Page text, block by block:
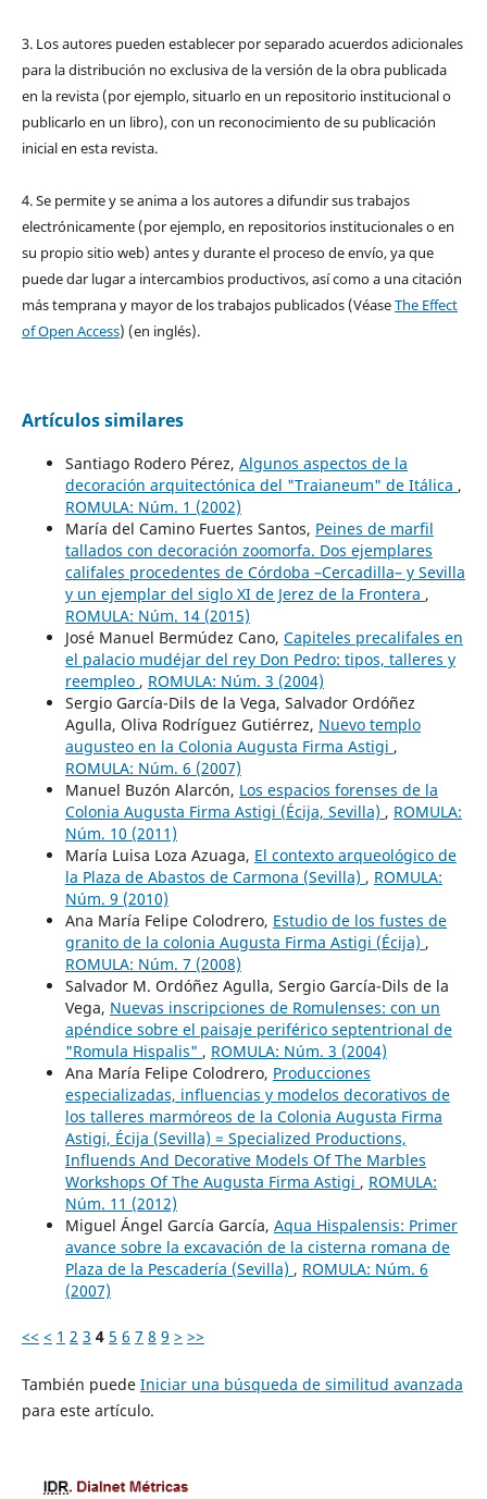
3. Los autores pueden establecer por separado acuerdos adicionales
para la distribución no exclusiva de la versión de la obra publicada
en la revista (por ejemplo, situarlo en un repositorio institucional o
publicarlo en un libro), con un reconocimiento de su publicación
inicial en esta revista.
4. Se permite y se anima a los autores a difundir sus trabajos
electrónicamente (por ejemplo, en repositorios institucionales o en
su propio sitio web) antes y durante el proceso de envío, ya que
puede dar lugar a intercambios productivos, así como a una citación
más temprana y mayor de los trabajos publicados (VéaseThe Effect
of Open Access) (en inglés).
Artículos similares
Santiago Rodero Pérez, Algunos aspectos de la
decoración arquitectónica del "Traianeum" de Itálica ,
ROMULA: Núm. 1 (2002)
María del Camino Fuertes Santos, Peines de marfil
tallados con decoración zoomorfa. Dos ejemplares
califales procedentes de Córdoba –Cercadilla– y Sevilla
y un ejemplar del siglo XI de Jerez de la Frontera ,
ROMULA: Núm. 14 (2015)
José Manuel Bermúdez Cano, Capiteles precalifales en
el palacio mudéjar del rey Don Pedro: tipos, talleres y
reempleo , ROMULA: Núm. 3 (2004)
Sergio García-Dils de la Vega, Salvador Ordóñez
Agulla, Oliva Rodríguez Gutiérrez, Nuevo templo
augusteo en la Colonia Augusta Firma Astigi ,
ROMULA: Núm. 6 (2007)
Manuel Buzón Alarcón, Los espacios forenses de la
Colonia Augusta Firma Astigi (Écija, Sevilla) , ROMULA:
Núm. 10 (2011)
María Luisa Loza Azuaga, El contexto arqueológico de
la Plaza de Abastos de Carmona (Sevilla) , ROMULA:
Núm. 9 (2010)
Ana María Felipe Colodrero, Estudio de los fustes de
granito de la colonia Augusta Firma Astigi (Écija) ,
ROMULA: Núm. 7 (2008)
Salvador M. Ordóñez Agulla, Sergio García-Dils de la
Vega, Nuevas inscripciones de Romulenses: con un
apéndice sobre el paisaje periférico septentrional de
"Romula Hispalis" , ROMULA: Núm. 3 (2004)
Ana María Felipe Colodrero, Producciones
especializadas, influencias y modelos decorativos de
los talleres marmóreos de la Colonia Augusta Firma
Astigi, Écija (Sevilla) = Specialized Productions,
Influends And Decorative Models Of The Marbles
Workshops Of The Augusta Firma Astigi , ROMULA:
Núm. 11 (2012)
Miguel Ángel García García, Aqua Hispalensis: Primer
avance sobre la excavación de la cisterna romana de
Plaza de la Pescadería (Sevilla) , ROMULA: Núm. 6
(2007)
<< < 1 2 3 4 5 6 7 8 9 > >>
También puede Iniciar una búsqueda de similitud avanzada
para este artículo.